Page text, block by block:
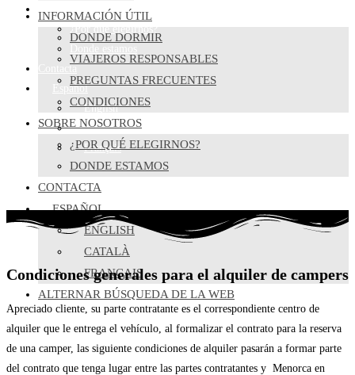
Sobre nosotros
Español
English
Català
Français
INFORMACIÓN ÚTIL
DONDE DORMIR
VIAJEROS RESPONSABLES
PREGUNTAS FRECUENTES
CONDICIONES
SOBRE NOSOTROS
¿POR QUÉ ELEGIRNOS?
DONDE ESTAMOS
CONTACTA
ESPAÑOL
ENGLISH
CATALÀ
FRANÇAIS
ALTERNAR BÚSQUEDA DE LA WEB
Condiciones generales para el alquiler de campers
Apreciado cliente, su parte contratante es el correspondiente centro de
alquiler que le entrega el vehículo, al formalizar el contrato para la reserva
de una camper, las siguiente condiciones de alquiler pasarán a formar parte
del contrato que tenga lugar entre las partes contratantes y Menorca en